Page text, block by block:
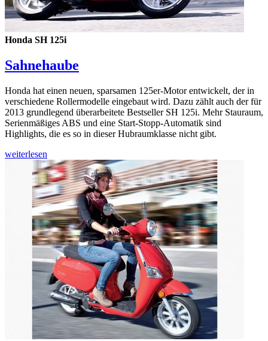
Honda SH 125i
Sahnehaube
Honda hat einen neuen, sparsamen 125er-Motor entwickelt, der in
verschiedene Rollermodelle eingebaut wird. Dazu zählt auch der für
2013 grundlegend überarbeitete Bestseller SH 125i. Mehr Stauraum,
Serienmäßiges ABS und eine Start-Stopp-Automatik sind
Highlights, die es so in dieser Hubraumklasse nicht gibt.
weiterlesen